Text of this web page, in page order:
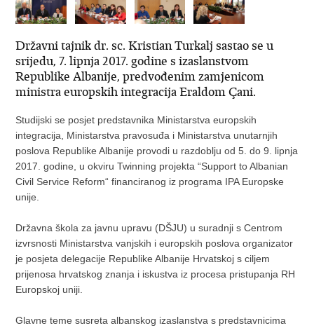
Državni tajnik dr. sc. Kristian Turkalj sastao se u
srijedu, 7. lipnja 2017. godine s izaslanstvom
Republike Albanije, predvođenim zamjenicom
ministra europskih integracija Eraldom Çani.
Studijski se posjet predstavnika Ministarstva europskih
integracija, Ministarstva pravosuđa i Ministarstva unutarnjih
poslova Republike Albanije provodi u razdoblju od 5. do 9. lipnja
2017. godine, u okviru Twinning projekta “Support to Albanian
Civil Service Reform“ financiranog iz programa IPA Europske
unije.
Državna škola za javnu upravu (DŠJU) u suradnji s Centrom
izvrsnosti Ministarstva vanjskih i europskih poslova organizator
je posjeta delegacije Republike Albanije Hrvatskoj s ciljem
prijenosa hrvatskog znanja i iskustva iz procesa pristupanja RH
Europskoj uniji.
Glavne teme susreta albanskog izaslanstva s predstavnicima